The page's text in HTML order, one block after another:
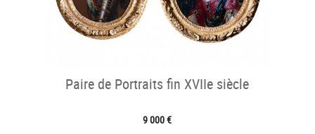
Paire de Portraits fin XVIIe siècle
9 000 €